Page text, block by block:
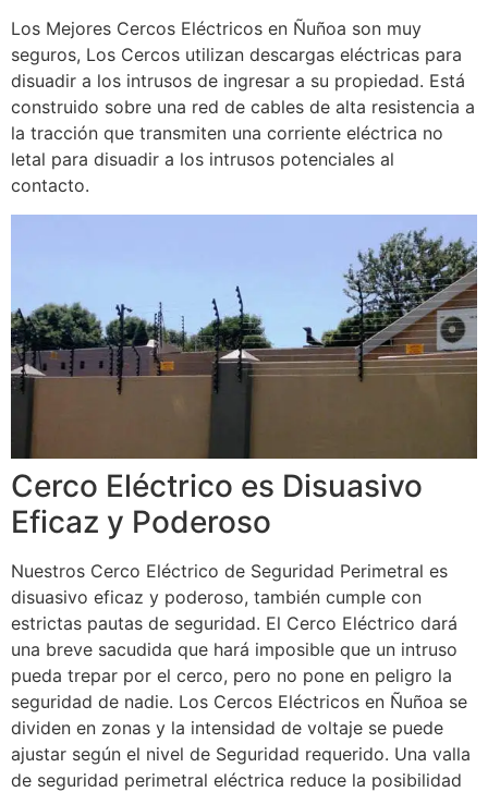
Los Mejores Cercos Eléctricos en Ñuñoa son muy
seguros, Los Cercos utilizan descargas eléctricas para
disuadir a los intrusos de ingresar a su propiedad. Está
construido sobre una red de cables de alta resistencia a
la tracción que transmiten una corriente eléctrica no
letal para disuadir a los intrusos potenciales al
contacto.
Cerco Eléctrico es Disuasivo
Eficaz y Poderoso
Nuestros Cerco Eléctrico de Seguridad Perimetral es
disuasivo eficaz y poderoso, también cumple con
estrictas pautas de seguridad. El Cerco Eléctrico dará
una breve sacudida que hará imposible que un intruso
pueda trepar por el cerco, pero no pone en peligro la
seguridad de nadie. Los Cercos Eléctricos en Ñuñoa se
dividen en zonas y la intensidad de voltaje se puede
ajustar según el nivel de Seguridad requerido. Una valla
de seguridad perimetral eléctrica reduce la posibilidad